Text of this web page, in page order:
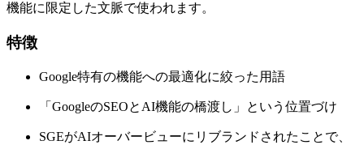
機能に限定した文脈で使われます。
特徴
Google特有の機能への最適化に絞った用語
「GoogleのSEOとAI機能の橋渡し」という位置づけ
SGEがAIオーバービューにリブランドされたことで、